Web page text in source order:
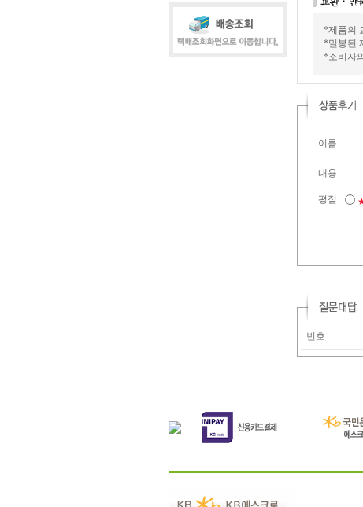
*제품의
*밀봉된
*소비자
이름 :
내용 :
평점
번호